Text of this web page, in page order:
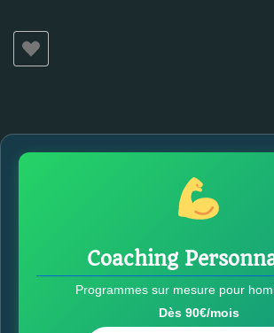
Coaching
Programmes sur mesure pour
Dès 90€/mois